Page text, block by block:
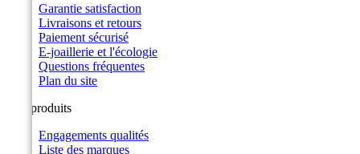
Garantie satisfaction
Livraisons et retours
Paiement sécurisé
E-joaillerie et l'écologie
Questions fréquentes
Plan du site
Nos produits
Engagements qualités
Liste des marques